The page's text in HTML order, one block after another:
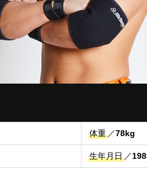
体重／78kg
生年月日／